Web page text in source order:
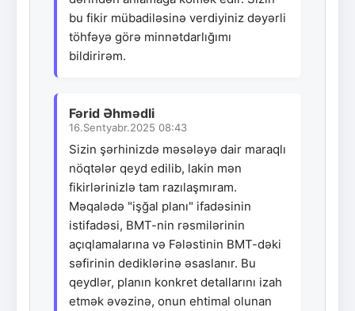
bu fikir mübadiləsinə verdiyiniz dəyərli
töhfəyə görə minnətdarlığımı
bildirirəm.
Fərid Əhmədli
16.Sentyabr.2025 08:43
Sizin şərhinizdə məsələyə dair maraqlı
nöqtələr qeyd edilib, lakin mən
fikirlərinizlə tam razılaşmıram.
Məqalədə "işğal planı" ifadəsinin
istifadəsi, BMT-nin rəsmilərinin
açıqlamalarına və Fələstinin BMT-dəki
səfirinin dediklərinə əsaslanır. Bu
qeydlər, planın konkret detallarını izah
etmək əvəzinə, onun ehtimal olunan